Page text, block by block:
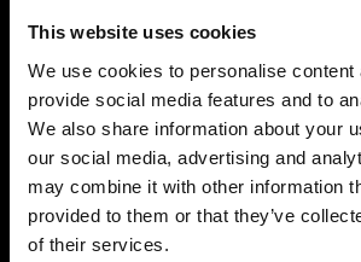
This website uses cookies
We use cookies to personalise content
provide social media features and to
We also share information about your
our social media, advertising and
may combine it with other information
provided to them or that they’ve
of their services.
Description
Es handelt sich um ein
verschiedene Attraktionen der
Das Video kann auch vom ORT
werden und mit auf Messen